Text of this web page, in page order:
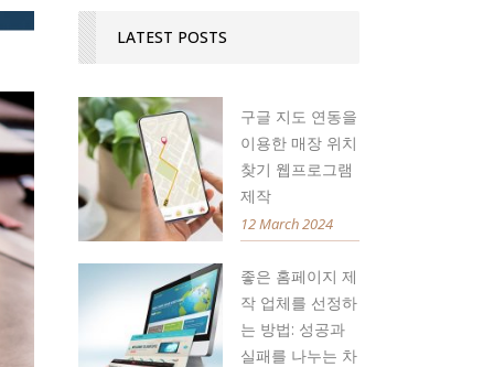
LATEST POSTS
구글 지도 연동을
이용한 매장 위치
찾기 웹프로그램
제작
12 March 2024
좋은 홈페이지 제
작 업체를 선정하
는 방법: 성공과
실패를 나누는 차